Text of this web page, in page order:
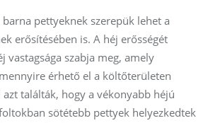
pettyeknek szerepük lehet a
erősítésében is. A héj erősségét
vastagsága szabja meg, amely
érhető el a költőterületen
találták, hogy a vékonyabb héjú
sötétebb pettyek helyezkedtek